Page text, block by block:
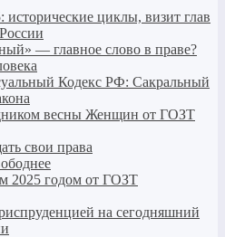
циклы, визит глав
— главное слово в праве?
Кодекс РФ: Сакральный
весны Женщин от ГОЗТ
свои права
2025 годом от ГОЗТ
на сегодняшний